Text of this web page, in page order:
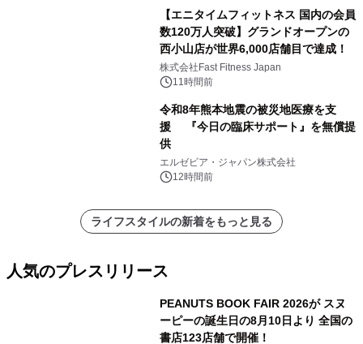
【エニタイムフィットネス 国内の会員
数120万人突破】グランドオープンの
西小山店が世界6,000店舗目で達成！
株式会社Fast Fitness Japan
11時間前
令和8年熊本地震の被災地医療を支
援 『今日の臨床サポート』を無償提
供
エルゼビア・ジャパン株式会社
12時間前
ライフスタイルの新着をもっと見る
人気のプレスリリース
PEANUTS BOOK FAIR 2026が スヌ
ーピーの誕生日の8月10日より 全国の
書店123店舗で開催！